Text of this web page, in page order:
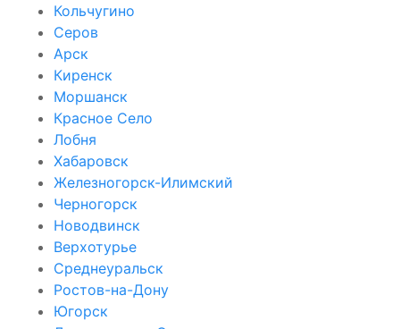
Кольчугино
Серов
Арск
Киренск
Моршанск
Красное Село
Лобня
Хабаровск
Железногорск-Илимский
Черногорск
Новодвинск
Верхотурье
Среднеуральск
Ростов-на-Дону
Югорск